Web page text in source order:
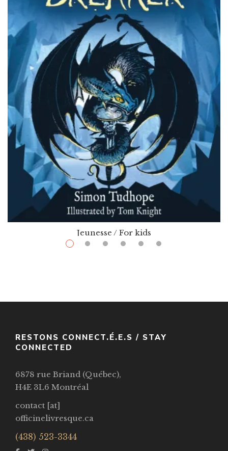
Jeunesse / For kids
$ 11.95
RESTONS CONNECT.É.E.S / STAY
CONNECTED
6878 rue Briand (Québec),
H4E 3L6 Montréal
contact [at]
officinelivresque.ca
(438) 523-3344